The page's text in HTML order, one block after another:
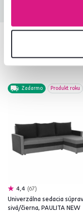
Podobné
Zadarmo Produkt roku
4,4 67
Univerzálna sedacia
sivá/čierna, PAULITA NEW